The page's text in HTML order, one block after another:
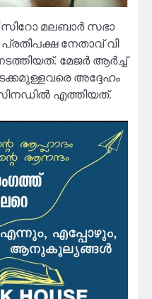
മലബാർ സഭാ
നേതാവ് വി‌
മേജർ ആർച്ച്
അദ്ദേഹം
എത്തിയത്.